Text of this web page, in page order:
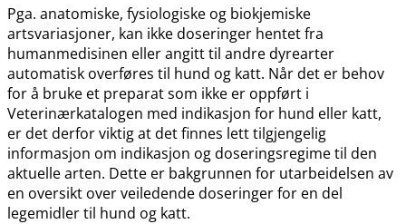
Pga. anatomiske, fysiologiske og biokjemiske
artsvariasjoner, kan ikke doseringer hentet fra
humanmedisinen eller angitt til andre dyrearter
automatisk overføres til hund og katt. Når det er behov
for å bruke et preparat som ikke er oppført i
Veterinærkatalogen med indikasjon for hund eller katt,
er det derfor viktig at det finnes lett tilgjengelig
informasjon om indikasjon og doseringsregime til den
aktuelle arten. Dette er bakgrunnen for utarbeidelsen av
en oversikt over veiledende doseringer for en del
legemidler til hund og katt.